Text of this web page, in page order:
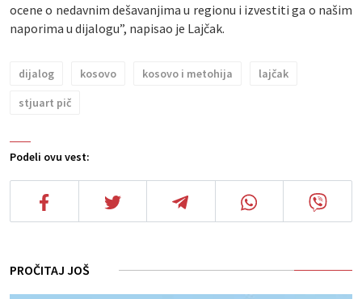
Podeli ovu vest:
ocene o nedavnim dešavanjima u regionu i izvestiti ga o našim
naporima u dijalogu”, napisao je Lajčak.
dijalog kosovo kosovo i metohija
lajčak
stjuart pič
PROČITAJ JOŠ